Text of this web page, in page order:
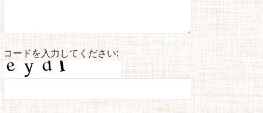
コードを入力してください: